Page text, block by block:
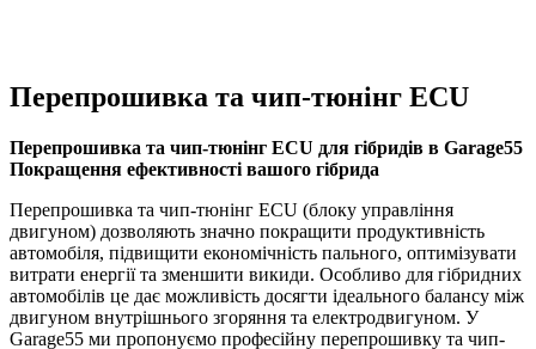
Перепрошивка та чип-тюнінг ECU
Перепрошивка та чип-тюнінг ECU для гібридів в Garage55
Покращення ефективності вашого гібрида
Перепрошивка та чип-тюнінг ECU (блоку управління
двигуном) дозволяють значно покращити продуктивність
автомобіля, підвищити економічність пального, оптимізувати
витрати енергії та зменшити викиди. Особливо для гібридних
автомобілів це дає можливість досягти ідеального балансу між
двигуном внутрішнього згоряння та електродвигуном. У
Garage55 ми пропонуємо професійну перепрошивку та чип-